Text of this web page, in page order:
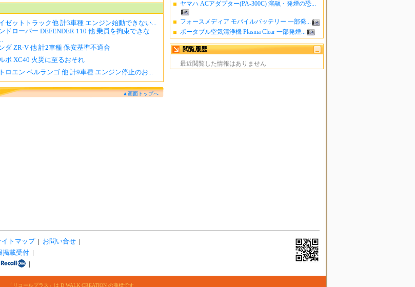
ヤマハ ACアダプター(PA-300C) 溶融・発煙の恐...
フォースメディア モバイルバッテリー 一部発...
ポータブル空気清浄機 Plasma Clear 一部発煙...
閲覧履歴
最近閲覧した情報はありません
ゼットトラック他 計3車種 エンジン始動できない...
ドローバー DEFENDER 110 他 乗員を拘束できな
ダ ZR-V 他 計2車種 保安基準不適合
ボ XC40 火災に至るおそれ
ロエン ベルランゴ 他 計9車種 エンジン停止のお...
▲画面トップへ
イトマップ | お問い合せ |
掲載受付 |
|
「リコールプラス」は D WALK CREATION の商標です